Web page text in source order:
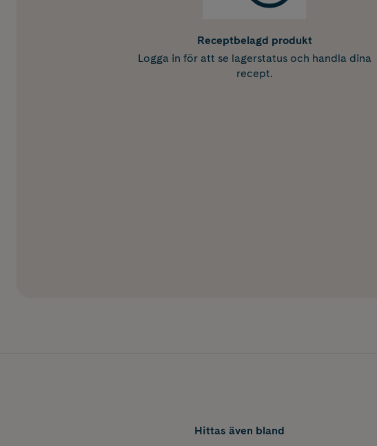
Receptbelagd produkt
Logga in för att se lagerstatus och handla dina
recept.
Hittas även bland